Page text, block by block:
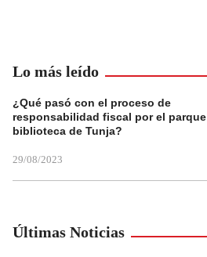
Lo más leído
¿Qué pasó con el proceso de
responsabilidad fiscal por el parque
biblioteca de Tunja?
29/08/2023
Últimas Noticias